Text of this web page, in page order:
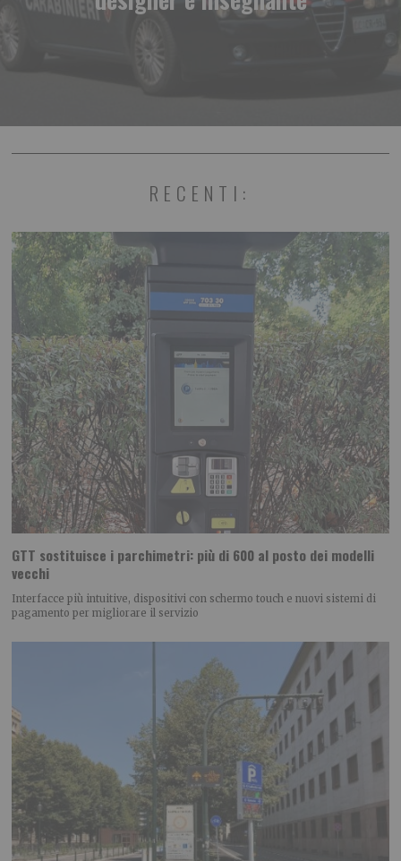
RECENTI:
GTT sostituisce i parchimetri: più di 600 al posto dei modelli
vecchi
Interfacce più intuitive, dispositivi con schermo touch e nuovi sistemi di
pagamento per migliorare il servizio